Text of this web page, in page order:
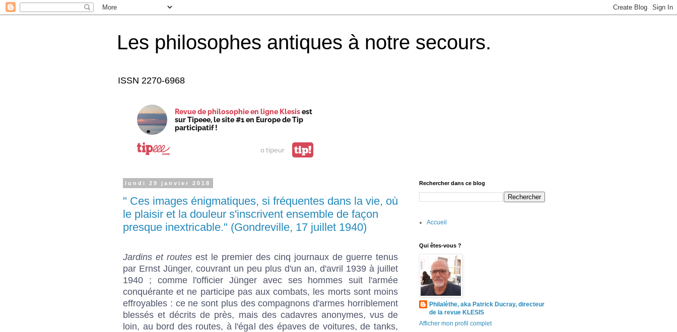
Les philosophes antiques à notre secours.
ISSN 2270-6968
Revue de philosophie en ligne Klesisest
sur Tipeee, le site #1 en Europe de Tip
participatif !
0 tipeur tip!
lundi 29 janvier 2018
" Ces images énigmatiques, si fréquentes dans la vie, où
le plaisir et la douleur s'inscrivent ensemble de façon
presque inextricable." (Gondreville, 17 juillet 1940)
Jardins et routes est le premier des cinq journaux de guerre tenus
par Ernst Jünger, couvrant un peu plus d'un an, d'avril 1939 à juillet
1940 ; comme l'officier Jünger avec ses hommes suit l'armée
conquérante et ne participe pas aux combats, les morts sont moins
effroyables : ce ne sont plus des compagnons d'armes horriblement
blessés et décrits de près, mais des cadavres anonymes, vus de
loin, au bord des routes, à l'égal des épaves de voitures, de tanks,
Rechercher dans ce blog
Accueil
Qui êtes-vous ?
Philalèthe, aka Patrick Ducray, directeur
de la revue KLESIS
Afficher mon profil complet